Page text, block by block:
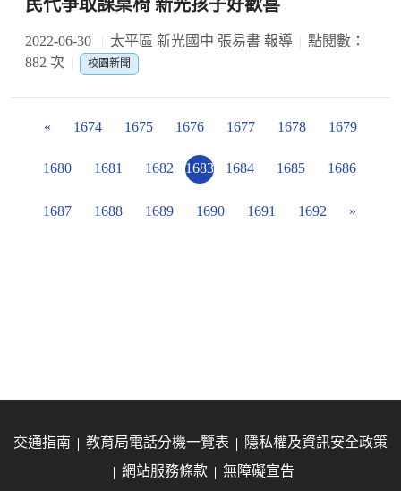
民代爭取課桌椅 新光孩子好歡喜
2022-06-30 太平區 新光國中 張易書 報導
點閱數：
882 次
校園新聞
« 1674 1675 1676 1677 1678 1679
1680 1681 1682 1683 1684 1685 1686
1687 1688 1689 1690 1691 1692 »
交通指南 教育局電話分機一覽表
隱私權及資訊安全政策
網站服務條款
無障礙宣告